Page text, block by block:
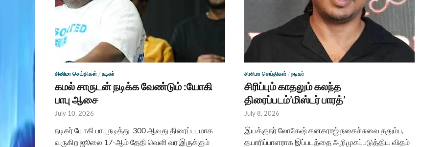
சினிமா செய்திகள் / நடிகர்
கமல் சாருடன் நடிக்க வேண்டும் :யோகி
பாபு ஆசை
July 10, 2026
நடிகர் யோகி பாபு நடித்து 300 ஆவது திரைப்படமாக
வருகிற ஜூலை 17-ஆம் தேதி வெளி வர இருக்கும்
சினிமா செய்திகள் / நடிகர்
சிரிப்பும் காதலும் கலந்த
திரைப்படம்’மிஸ்டர் பாரத்’
July 8, 2026
இயக்குநர் லோகேஷ் கனகராஜ் நகைச்சுவை ததும்ப,
தயாரிப்பாளராக இப்படத்தை அறிமுகப்படுத்திய விதம்